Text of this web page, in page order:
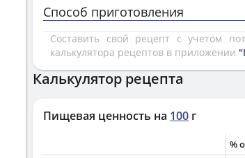
Способ приготовления
Составить свой рецепт с учетом
калькулятора рецептов в приложении
Калькулятор рецепта
Пищевая ценность на 100 г
%